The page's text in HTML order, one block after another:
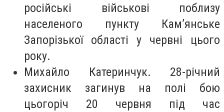
російські військові поблизу
населеного пункту Кам’янське
Запорізької області у червні цього
року.
Михайло Катеринчук. 28-річний
захисник загинув на полі бою
цьогоріч 20 червня під час